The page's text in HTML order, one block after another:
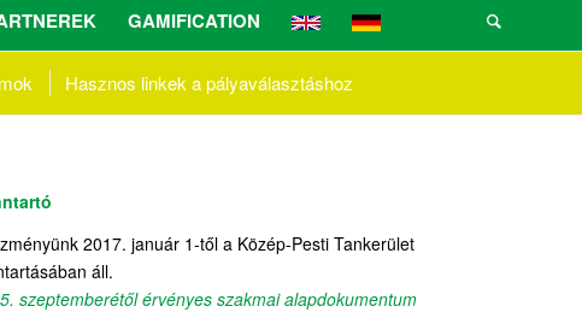
GAMIFICATION
Hasznos linkek a pályaválasztáshoz
2017. január 1-től a Közép-Pesti Tankerület
áll.
szeptemberétől érvényes szakmai alapdokumentum